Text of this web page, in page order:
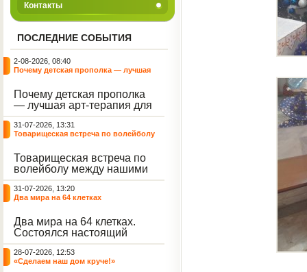
Контакты
ПОСЛЕДНИЕ СОБЫТИЯ
2-08-2026, 08:40
Почему детская прополка — лучшая
Почему детская прополка
— лучшая арт-терапия для
воспитателя?
31-07-2026, 13:31
Товарищеская встреча по волейболу
Товарищеская встреча по
волейболу между нашими
воспитанниками и
сельскими ребятами.
31-07-2026, 13:20
Два мира на 64 клетках
Два мира на 64 клетках.
Состоялся настоящий
интеллектуальный
праздник — турнир по
шахматам и шашкам.
28-07-2026, 12:53
«Сделаем наш дом круче!»